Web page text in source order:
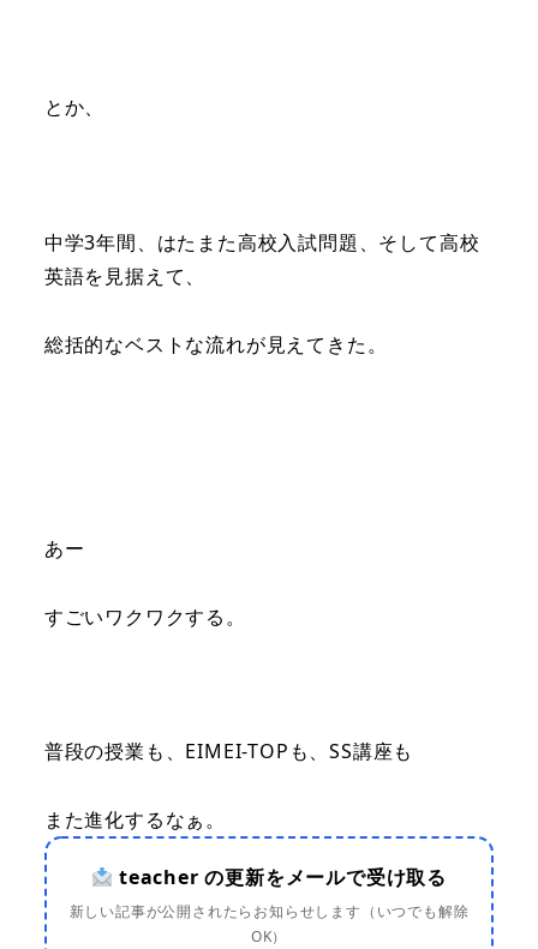
とか、
中学3年間、はたまた高校入試問題、そして高校
英語を見据えて、
総括的なベストな流れが見えてきた。
あー
すごいワクワクする。
普段の授業も、EIMEI-TOPも、SS講座も
また進化するなぁ。
teacher の更新をメールで受け取る
新しい記事が公開されたらお知らせします（いつでも解除
OK）